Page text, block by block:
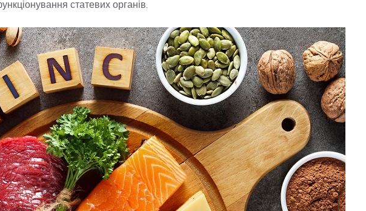
статевих органів.